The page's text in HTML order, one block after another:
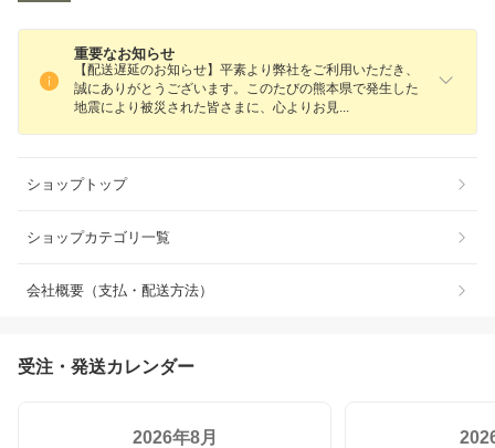
重要なお知らせ
【配送遅延のお知らせ】平素より弊社をご利用いただき、
誠にありがとうございます。このたびの熊本県で発生した
地震により被災された皆さまに、心よりお 見
ショップトップ
ショップカテゴリ一覧
会社概要（支払・配送方法）
受注・発送カレンダー
2026年8月